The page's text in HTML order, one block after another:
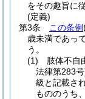
をその趣旨に
(定義)
第3条
この条例
歳未満であって
う。
(1)
肢体不自
法律第283
級と記載さ
もののうち